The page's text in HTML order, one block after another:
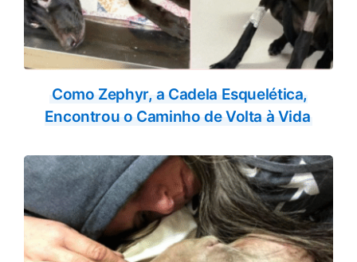
Como Zephyr, a Cadela Esquelética,
Encontrou o Caminho de Volta à Vida